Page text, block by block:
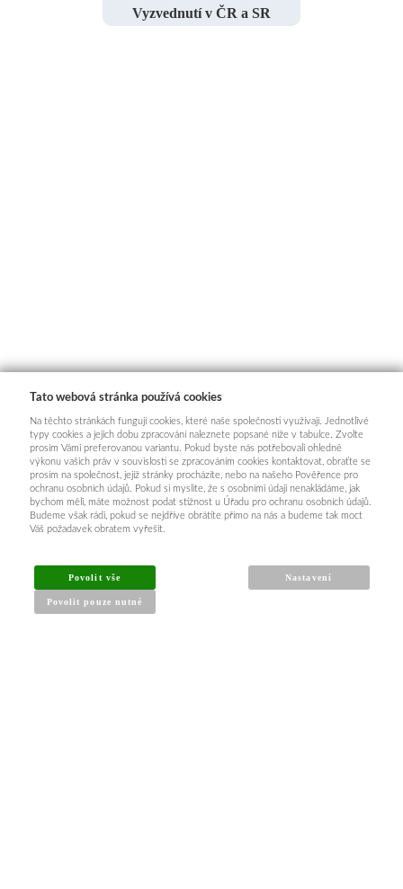
Vyzvednutí v ČR a SR
INFORMACE PRO KUPUJÍCÍ
Obchodní podmínky
Tato webová stránka používá cookies
Na těchto stránkách fungují cookies, které naše společnosti využívají. Jednotlivé
typy cookies a jejich dobu zpracování naleznete popsané níže v tabulce. Zvolte
prosím Vámi preferovanou variantu. Pokud byste nás potřebovali ohledně
výkonu vašich práv v souvislosti se zpracováním cookies kontaktovat, obraťte se
prosím na společnost, jejíž stránky procházíte, nebo na našeho Pověřence pro
ochranu osobních údajů. Pokud si myslíte, že s osobními údaji nenakládáme, jak
bychom měli, máte možnost podat stížnost u Úřadu pro ochranu osobních údajů.
Budeme však rádi, pokud se nejdříve obrátíte přímo na nás a budeme tak moct
Váš požadavek obratem vyřešit.
Povolit vše
Povolit pouze nutné
Nastavení